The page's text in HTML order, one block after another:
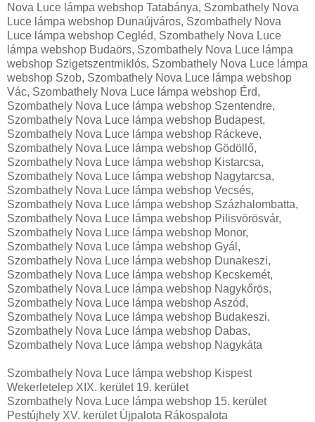
Nova Luce lámpa webshop Tatabánya, Szombathely Nova
Luce lámpa webshop Dunaújváros, Szombathely Nova
Luce lámpa webshop Cegléd, Szombathely Nova Luce
lámpa webshop Budaörs, Szombathely Nova Luce lámpa
webshop Szigetszentmiklós, Szombathely Nova Luce lámpa
webshop Szob, Szombathely Nova Luce lámpa webshop
Vác, Szombathely Nova Luce lámpa webshop Érd,
Szombathely Nova Luce lámpa webshop Szentendre,
Szombathely Nova Luce lámpa webshop Budapest,
Szombathely Nova Luce lámpa webshop Ráckeve,
Szombathely Nova Luce lámpa webshop Gödöllő,
Szombathely Nova Luce lámpa webshop Kistarcsa,
Szombathely Nova Luce lámpa webshop Nagytarcsa,
Szombathely Nova Luce lámpa webshop Vecsés,
Szombathely Nova Luce lámpa webshop Százhalombatta,
Szombathely Nova Luce lámpa webshop Pilisvörösvár,
Szombathely Nova Luce lámpa webshop Monor,
Szombathely Nova Luce lámpa webshop Gyál,
Szombathely Nova Luce lámpa webshop Dunakeszi,
Szombathely Nova Luce lámpa webshop Kecskemét,
Szombathely Nova Luce lámpa webshop Nagykőrös,
Szombathely Nova Luce lámpa webshop Aszód,
Szombathely Nova Luce lámpa webshop Budakeszi,
Szombathely Nova Luce lámpa webshop Dabas,
Szombathely Nova Luce lámpa webshop Nagykáta
Szombathely Nova Luce lámpa webshop Kispest
Wekerletelep XIX. kerület 19. kerület
Szombathely Nova Luce lámpa webshop 15. kerület
Pestújhely XV. kerület Újpalota Rákospalota